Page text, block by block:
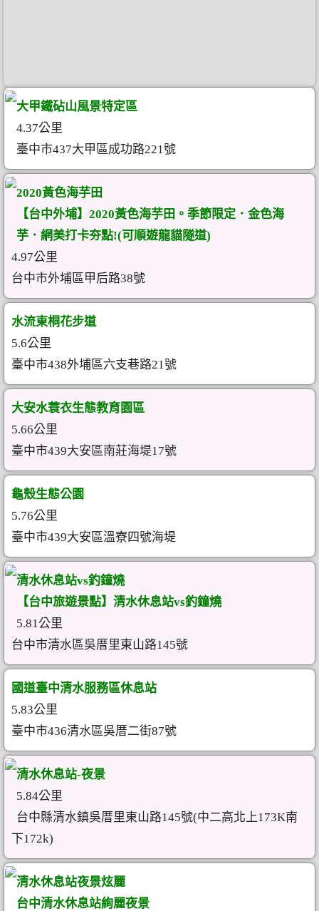
大甲鐵砧山風景特定區
4.37公里
臺中市437大甲區成功路221號
2020黃色海芋田
【台中外埔】2020黃色海芋田。季節限定．金色海
芋．網美打卡夯點!(可順遊龍貓隧道)
4.97公里
台中市外埔區甲后路38號
水流東桐花步道
5.6公里
臺中市438外埔區六支巷路21號
大安水蓑衣生態教育園區
5.66公里
臺中市439大安區南莊海堤17號
龜殼生態公園
5.76公里
臺中市439大安區溫寮四號海堤
清水休息站vs釣鐘燒
【台中旅遊景點】清水休息站vs釣鐘燒
5.81公里
台中市清水區吳厝里東山路145號
國道臺中清水服務區休息站
5.83公里
臺中市436清水區吳厝二街87號
清水休息站-夜景
5.84公里
台中縣清水鎮吳厝里東山路145號(中二高北上173K南
下172k)
清水休息站夜景炫麗
台中清水休息站絢麗夜景